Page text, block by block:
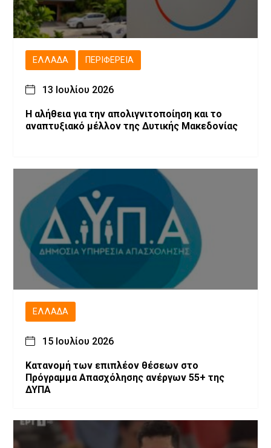
ΕΛΛΆΔΑ ΠΕΡΙΦΈΡΕΙΑ
13 Ιουλίου 2026
Η αλήθεια για την απολιγνιτοποίηση και το
αναπτυξιακό μέλλον της Δυτικής Μακεδονίας
ΕΛΛΆΔΑ
15 Ιουλίου 2026
Κατανομή των επιπλέον θέσεων στο
Πρόγραμμα Απασχόλησης ανέργων 55+ της
ΔΥΠΑ